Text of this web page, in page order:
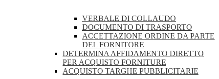
VERBALE DI COLLAUDO
DOCUMENTO DI TRASPORTO
ACCETTAZIONE ORDINE DA PARTE
DEL FORNITORE
DETERMINA AFFIDAMENTO DIRETTO
PER ACQUISTO FORNITURE
ACQUISTO TARGHE PUBBLICITARIE